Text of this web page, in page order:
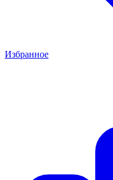
Избранное